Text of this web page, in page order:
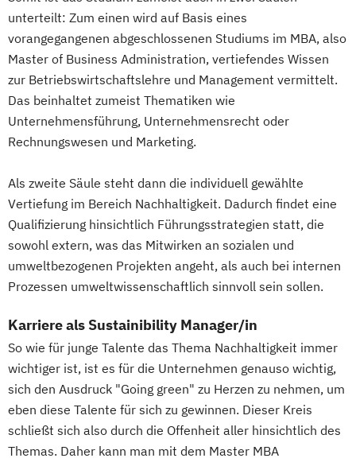
unterteilt: Zum einen wird auf Basis eines
vorangegangenen abgeschlossenen Studiums im MBA, also
Master of Business Administration, vertiefendes Wissen
zur Betriebswirtschaftslehre und Management vermittelt.
Das beinhaltet zumeist Thematiken wie
Unternehmensführung, Unternehmensrecht oder
Rechnungswesen und Marketing.
Als zweite Säule steht dann die individuell gewählte
Vertiefung im Bereich Nachhaltigkeit. Dadurch findet eine
Qualifizierung hinsichtlich Führungsstrategien statt, die
sowohl extern, was das Mitwirken an sozialen und
umweltbezogenen Projekten angeht, als auch bei internen
Prozessen umweltwissenschaftlich sinnvoll sein sollen.
Karriere als Sustainibility Manager/in
So wie für junge Talente das Thema Nachhaltigkeit immer
wichtiger ist, ist es für die Unternehmen genauso wichtig,
sich den Ausdruck "Going green" zu Herzen zu nehmen, um
eben diese Talente für sich zu gewinnen. Dieser Kreis
schließt sich also durch die Offenheit aller hinsichtlich des
Themas. Daher kann man mit dem Master MBA